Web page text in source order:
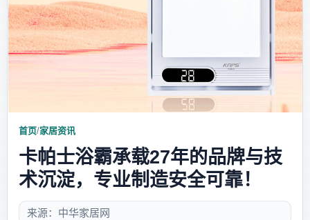
首页/家居资讯
卡帕士浴霸承载27年的品牌与技
术沉淀，专业制造安全可靠！
来源：中华家居网